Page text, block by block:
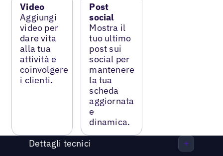
Video
Aggiungi
video per
dare vita
alla tua
attività e
coinvolgere
i clienti.
Post
social
Mostra il
tuo ultimo
post sui
social per
mantenere
la tua
scheda
aggiornata
e
dinamica.
Dettagli tecnici